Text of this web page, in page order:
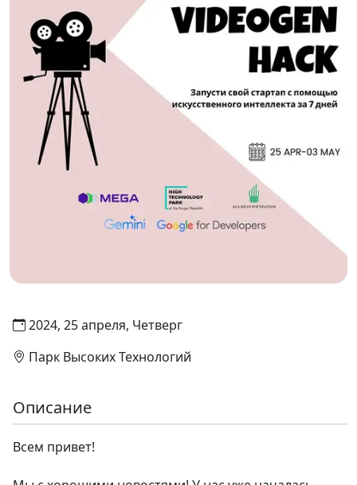
2024, 25 апреля, Четверг
Парк Высоких Технологий
Описание
Всем привет!